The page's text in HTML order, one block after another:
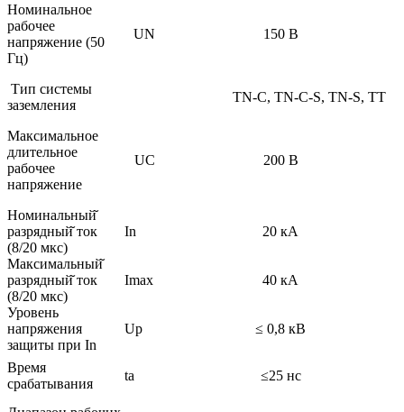
Номинальное
рабочее
напряжение (50
Гц)
UN 150 В
Тип системы
заземления
TN-C, TN-C-S, TN-S, TT
Максимальное
длительное
рабочее
напряжение
UC 200 В
Номинальный̆
разрядный̆ ток
(8/20 мкс)
In 20 кА
Максимальный̆
разрядный̆ ток
(8/20 мкс)
Imax 40 кА
Уровень
напряжения
защиты при In
Up ≤ 0,8 кВ
Время
срабатывания
ta ≤25 нс